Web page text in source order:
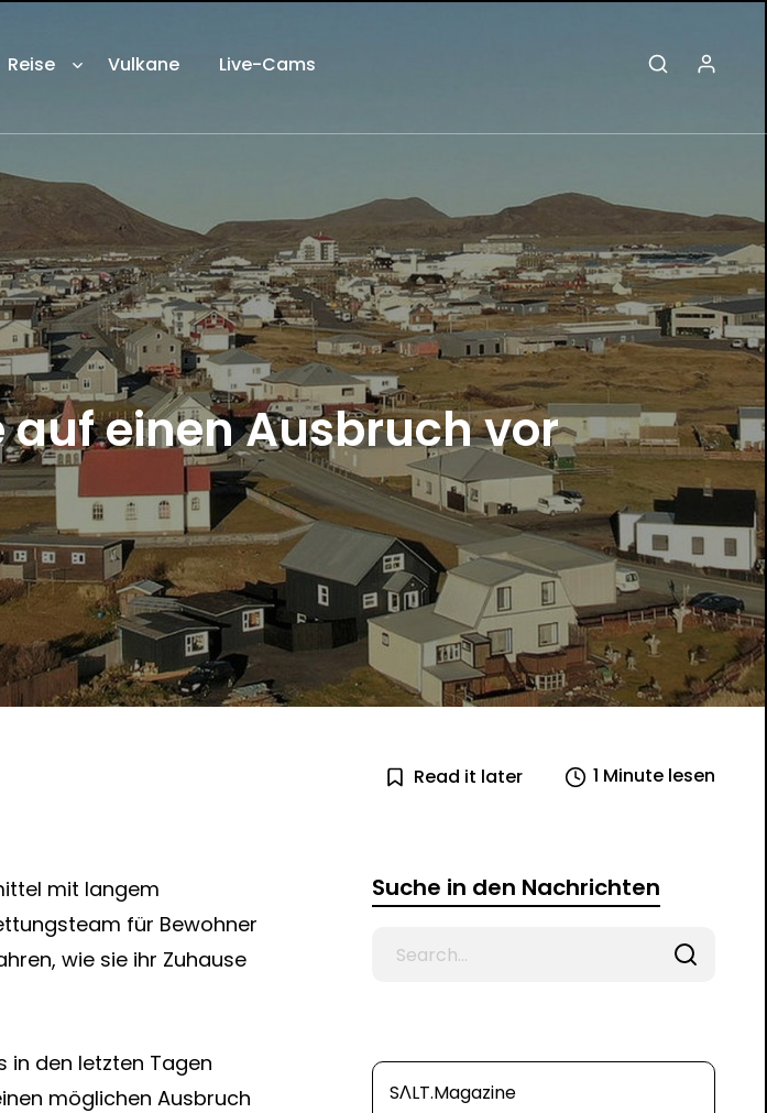
Reise Vulkane Live-Cams
auf einen Ausbruch vor
Read it later 1 Minute lesen
mit langem
für Bewohner
wie sie ihr Zuhause
in den letzten Tagen
möglichen Ausbruch
Suche in den Nachrichten
SΛLT.Magazine